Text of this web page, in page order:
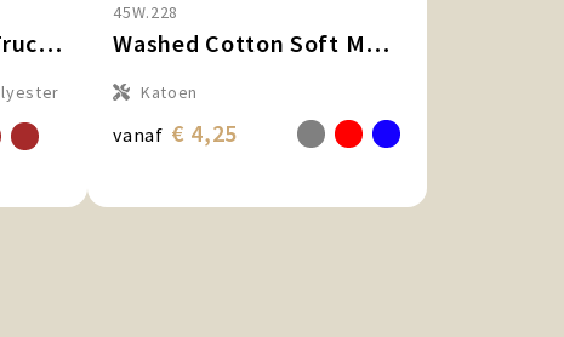
Exclusive Recycled Trucker Rib Cap
45W.228
Washed Cotton Soft Mesh Trucker Cap
Katoen
vanaf € 4,25